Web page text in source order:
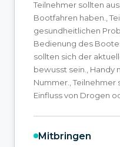
Teilnehmer sollten
Bootfahren haben.,
gesundheitlichen
Bedienung des
sollten sich der
bewusst sein., Handy
Nummer.,
Einfluss von Drogen
Mitbringen